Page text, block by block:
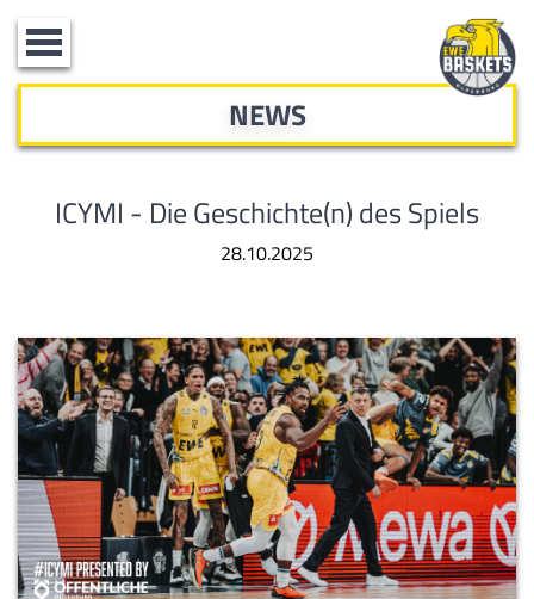
Toggle
navigation
NEWS
ICYMI - Die Geschichte(n) des Spiels
28.10.2025